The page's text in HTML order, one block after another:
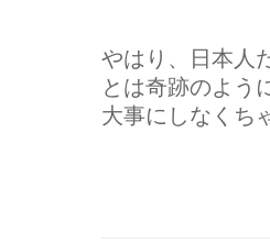
やはり、日本人
とは奇跡のよう
大事にしなくち